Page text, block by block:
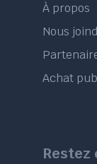
À propos
Nous
Achat
Restez